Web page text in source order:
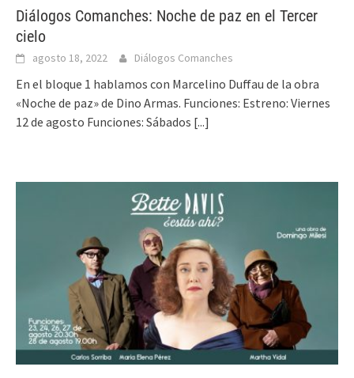
Diálogos Comanches: Noche de paz en el Tercer
cielo
agosto 18, 2022 Diálogos Comanches
En el bloque 1 hablamos con Marcelino Duffau de la obra
«Noche de paz» de Dino Armas. Funciones: Estreno: Viernes
12 de agosto Funciones: Sábados [...]